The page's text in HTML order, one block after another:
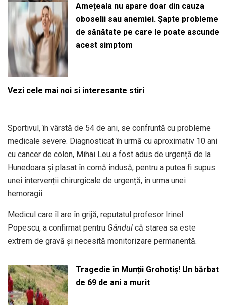
Amețeala nu apare doar din cauza
oboselii sau anemiei. Șapte probleme
de sănătate pe care le poate ascunde
acest simptom
Vezi cele mai noi si interesante stiri
Sportivul, în vârstă de 54 de ani, se confruntă cu probleme
medicale severe. Diagnosticat în urmă cu aproximativ 10 ani
cu cancer de colon, Mihai Leu a fost adus de urgență de la
Hunedoara și plasat în comă indusă, pentru a putea fi supus
unei intervenții chirurgicale de urgență, în urma unei
hemoragii.
Medicul care îl are în grijă, reputatul profesor Irinel
Popescu, a confirmat pentru Gândul că starea sa este
extrem de gravă și necesită monitorizare permanentă.
Tragedie în Munții Grohotiș! Un bărbat
de 69 de ani a murit